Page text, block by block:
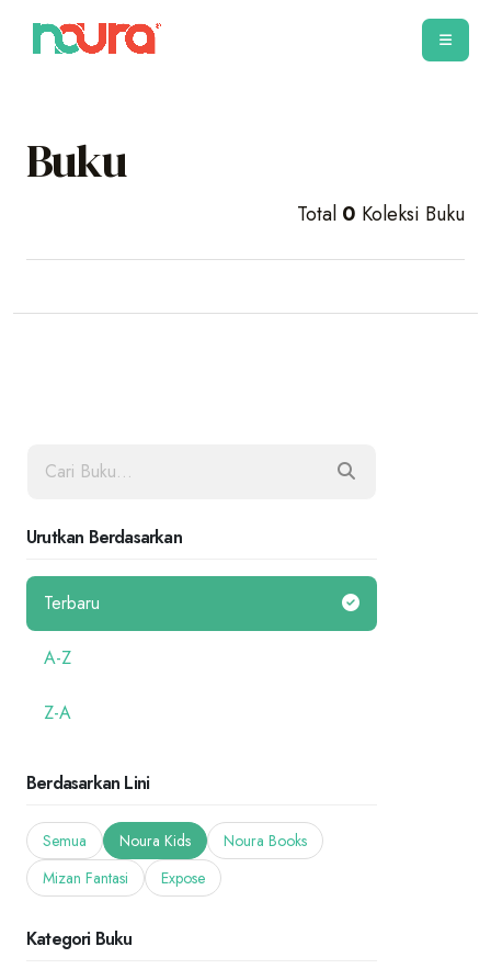
Buku
Total 0 Koleksi Buku
Urutkan Berdasarkan
Terbaru
A-Z
Z-A
Berdasarkan Lini
Semua Noura Kids
Noura Books
Mizan Fantasi
Expose
Kategori Buku